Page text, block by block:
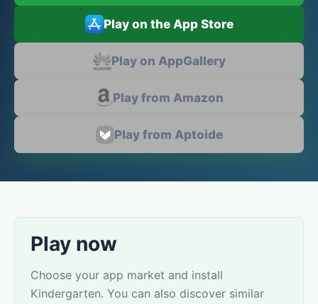
Play on the App Store
Play on AppGallery
Play from Amazon
Play from Aptoide
Play now
Choose your app market and install
Kindergarten. You can also discover similar